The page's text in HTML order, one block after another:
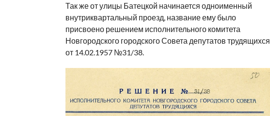
Так же от улицы Батецкой начинается одноименный
внутриквартальный проезд, название ему было
присвоено решением исполнительного комитета
Новгородского городского Совета депутатов трудящихся
от 14.02.1957 №31/38.